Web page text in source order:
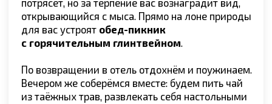
Что входит в стоимость тура